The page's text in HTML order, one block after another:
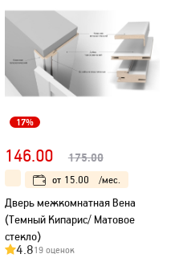
17%
146.00 175.00
от 15.00 /мес.
Дверь межкомнатная Вена
(Темный Кипарис/ Матовое
стекло)
4.819 оценок